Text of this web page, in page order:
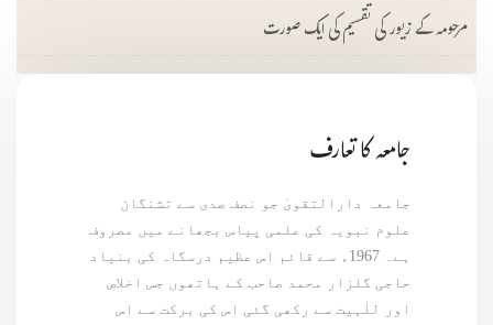
مرحومہ کے زیور کی تقسیم کی ایک صورت
جامعہ کا تعارف
جامعہ دارالتقویٰ جو نصف صدی سے تشنگان
علوم نبویہ کی علمی پیاس بجھانے میں مصروف
ہے۔ 1967ء سے قائم اس عظیم درسگاہ کی بنیاد
حاجی گلزار محمد صاحب کے ہاتھوں جس اخلاص
اور للٰہیت سے رکھی گئی اس کی برکت سے اس